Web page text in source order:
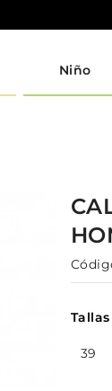
Niño
Tallas
39